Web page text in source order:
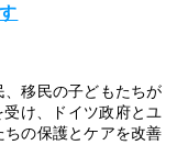
移民の子どもたちが
受け、ドイツ政府とユ
の保護とケアを改善